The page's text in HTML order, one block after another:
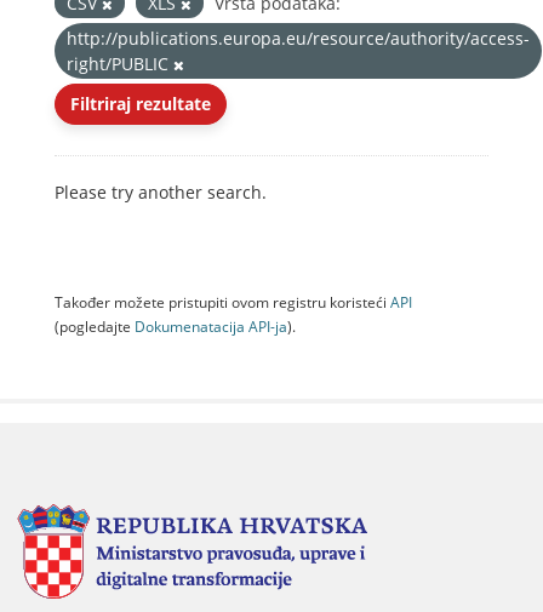
http://publications.europa.eu/resource/authority/access-
right/PUBLIC
Filtriraj rezultate
Please try another search.
Također možete pristupiti ovom registru koristeći API
(pogledajte Dokumenаtаcijа API-jа).